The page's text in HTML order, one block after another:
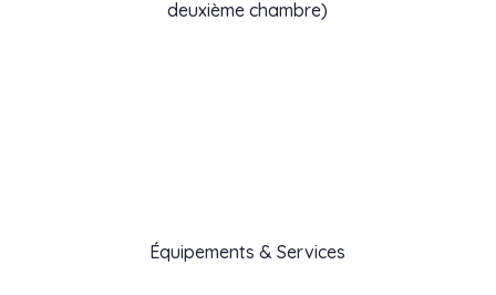
deuxième chambre)
Équipements & Services